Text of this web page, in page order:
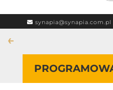
synapia@synapia.com.pl
←